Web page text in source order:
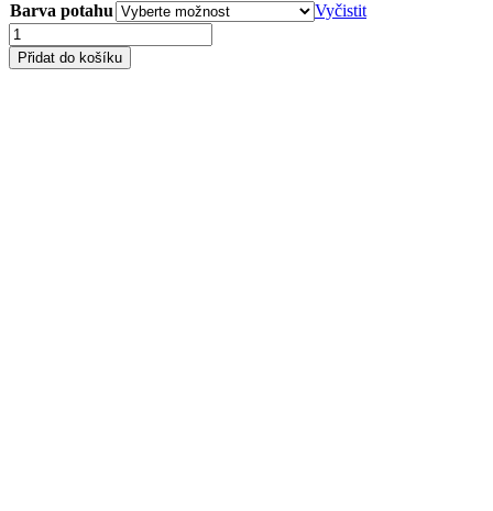
Barva potahu
Vyčistit
Dětská
rostoucí
židle
Přidat do košíku